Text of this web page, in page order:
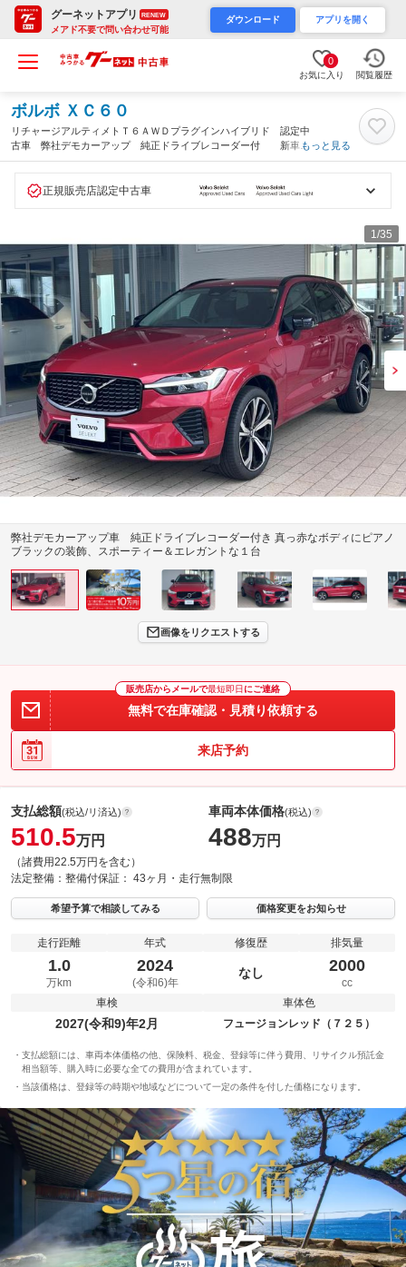
グーネットアプリ RENEW
メアド不要で問い合わせ可能
ダウンロード アプリを開く
0
お気に入り 閲覧履歴
ボルボ ＸＣ６０
リチャージアルティメトＴ６ＡＷＤプラグインハイブリド 認定中
古車 弊社デモカーアップ 純正ドライブレコーダー付 新車保
証継承可 エアサスペンション パノラマガラスサンループ標準車
もっと見る
正規販売店認定中古車
1 /35
弊社デモカーアップ車 純正ドライブレコーダー付き 真っ赤なボディにピアノ
ブラックの装飾、スポーティー＆エレガントな１台
画像をリクエストする
販売店からメールで最短即日 にご連絡
無料で在庫確認・見積り依頼する
来店予約
支払総額(税込/リ済込)
510.5万円
（諸費用22.5万円を含む）
車両本体価格(税込)
488万円
法定整備： 整備付保証： 43ヶ月・走行無制限
希望予算で相談してみる 価格変更をお知らせ
走行距離
1.0
万km
年式
2024
(令和6)年
修復歴
なし
排気量
2000
cc
車検
2027(令和9)年2月
車体色
フュージョンレッド（７２５）
支払総額には、車両本体価格の他、保険料、税金、登録等に伴う費用、リサイクル預託金
相当額等、購入時に必要な全ての費用が含まれています。
当該価格は、登録等の時期や地域などについて一定の条件を付した価格になります。